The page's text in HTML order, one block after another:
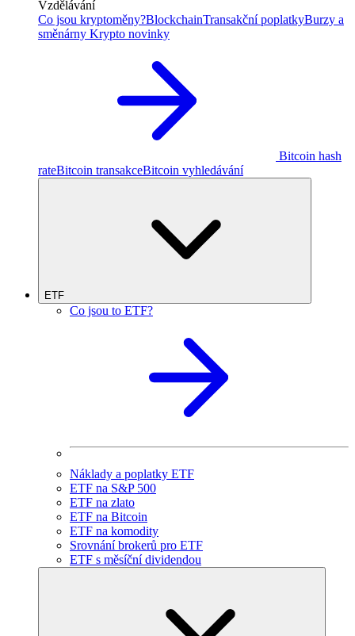
Vzdělávání
Co jsou kryptoměny?BlockchainTransakční poplatkyBurzy a
směnárny Krypto novinky
Bitcoin hash
rateBitcoin transakceBitcoin vyhledávání
ETF
Co jsou to ETF?
Náklady a poplatky ETF
ETF na S&P 500
ETF na zlato
ETF na Bitcoin
ETF na komodity
Srovnání brokerů pro ETF
ETF s měsíční dividendou